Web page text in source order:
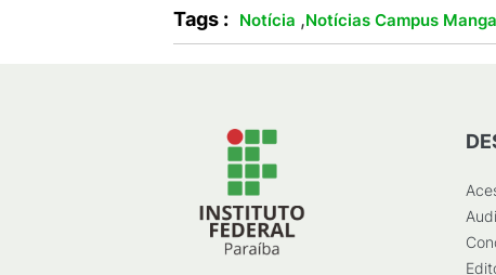
Tags : Notícia ,Notícias Campus